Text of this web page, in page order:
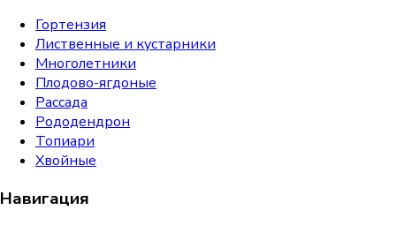
Гортензия
Лиственные и кустарники
Многолетники
Плодово-ягдоные
Рассада
Рододендрон
Топиари
Хвойные
Навигация